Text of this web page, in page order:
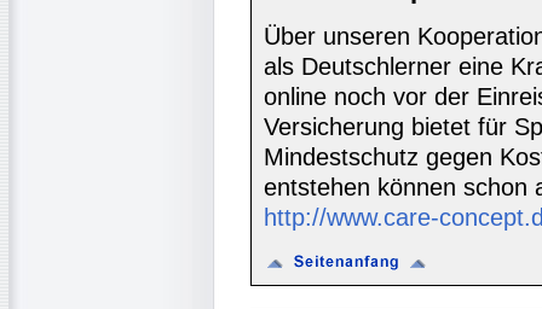
Über unseren
als Deutschlerner eine
online noch vor der
Versicherung bietet für
Mindestschutz gegen
entstehen können schon
http://www.care-